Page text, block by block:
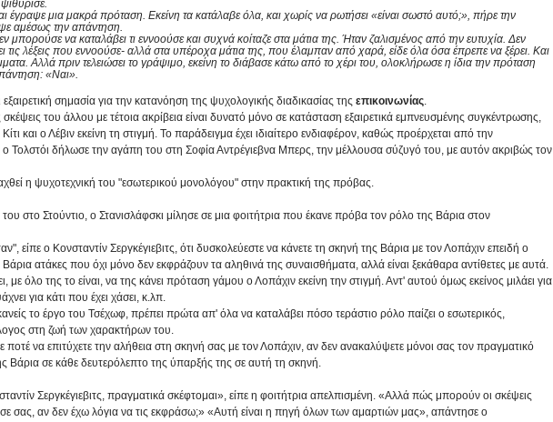
έγραψε μια μακρά πρόταση. Εκείνη τα κατάλαβε όλα, και χωρίς να ρωτήσει «είναι σωστό αυτό;», πήρε την
αμέσως την απάντηση.
μπορούσε να καταλάβει τι εννοούσε και συχνά κοίταζε στα μάτια της. Ήταν ζαλισμένος από την ευτυχία. Δεν
τις λέξεις που εννοούσε- αλλά στα υπέροχα μάτια της, που έλαμπαν από χαρά, είδε όλα όσα έπρεπε να ξέρει. Και
Αλλά πριν τελειώσει το γράψιμο, εκείνη το διάβασε κάτω από το χέρι του, ολοκλήρωσε η ίδια την πρόταση
«Ναι».
σημασία για την κατανόηση της ψυχολογικής διαδικασίας της επικοινωνίας.
σκέψεις του άλλου με τέτοια ακρίβεια είναι δυνατό μόνο σε κατάσταση εξαιρετικά εμπνευσμένης συγκέντρωσης,
και ο Λέβιν εκείνη τη στιγμή. Το παράδειγμα έχει ιδιαίτερο ενδιαφέρον, καθώς προέρχεται από την
ο Τολστόι δήλωσε την αγάπη του στη Σοφία Αντρέγιεβνα Μπερς, την μέλλουσα σύζυγό του, με αυτόν ακριβώς τον
η ψυχοτεχνική του "εσωτερικού μονολόγου" στην πρακτική της πρόβας.
στο Στούντιο, ο Στανισλάφσκι μίλησε σε μια φοιτήτρια που έκανε πρόβα τον ρόλο της Βάρια στον
είπε ο Κονσταντίν Σεργκέγιεβιτς, ότι δυσκολεύεστε να κάνετε τη σκηνή της Βάρια με τον Λοπάχιν επειδή ο
Βάρια ατάκες που όχι μόνο δεν εκφράζουν τα αληθινά της συναισθήματα, αλλά είναι ξεκάθαρα αντίθετες με αυτά.
με όλο της το είναι, να της κάνει πρόταση γάμου ο Λοπάχιν εκείνη την στιγμή. Αντ' αυτού όμως εκείνος μιλάει για
για κάτι που έχει χάσει, κ.λπ.
κανείς το έργο του Τσέχωφ, πρέπει πρώτα απ' όλα να καταλάβει πόσο τεράστιο ρόλο παίζει ο εσωτερικός,
στη ζωή των χαρακτήρων του.
ποτέ να επιτύχετε την αλήθεια στη σκηνή σας με τον Λοπάχιν, αν δεν ανακαλύψετε μόνοι σας τον πραγματικό
Βάρια σε κάθε δευτερόλεπτο της ύπαρξής της σε αυτή τη σκηνή.
Σεργκέγιεβιτς, πραγματικά σκέφτομαι», είπε η φοιτήτρια απελπισμένη. «Αλλά πώς μπορούν οι σκέψεις
σας, αν δεν έχω λόγια να τις εκφράσω;» «Αυτή είναι η πηγή όλων των αμαρτιών μας», απάντησε ο